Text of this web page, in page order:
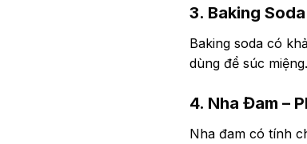
3. Baking
Baking soda có
dùng để súc miệng.
4. Nha Đam –
Nha đam có tính